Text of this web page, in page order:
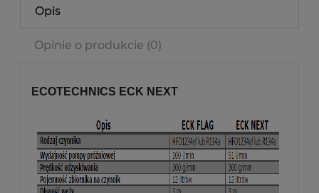
Opis
Opinie o produkcie (0)
ECOTECHNICS ECK NEXT